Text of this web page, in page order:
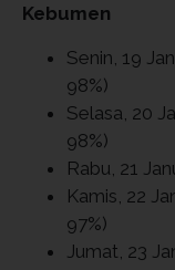
Kebumen
Senin, 19
98%)
Selasa, 20
98%)
Rabu, 21
Kamis, 22
97%)
Jumat, 23